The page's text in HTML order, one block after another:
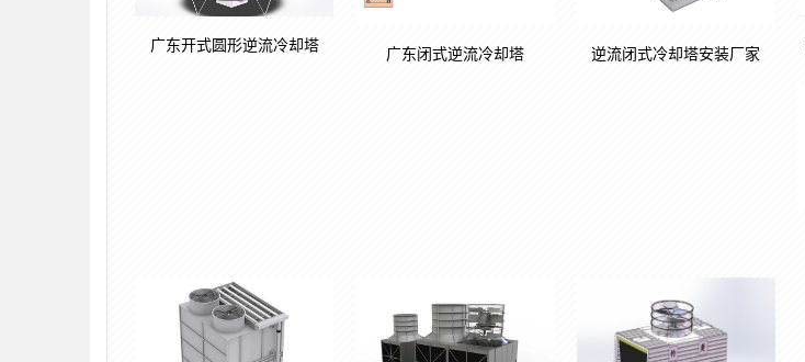
广东开式圆形逆流冷却塔 广东闭式逆流冷却塔 逆流闭式冷却塔安装厂家